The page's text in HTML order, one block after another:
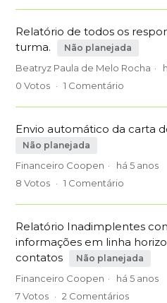
Relatório de todos os
turma.
Não planejada
Beatryz Paula de Melo Rocha
0 Votos 1 Comentário
Envio automático da carta
Não planejada
Financeiro Coopen
há 5 anos
8 Votos 1 Comentário
Relatório Inadimplentes
informações em linha
contatos
Não planejada
Financeiro Coopen
há 5 anos
7Votos 2 Comentários